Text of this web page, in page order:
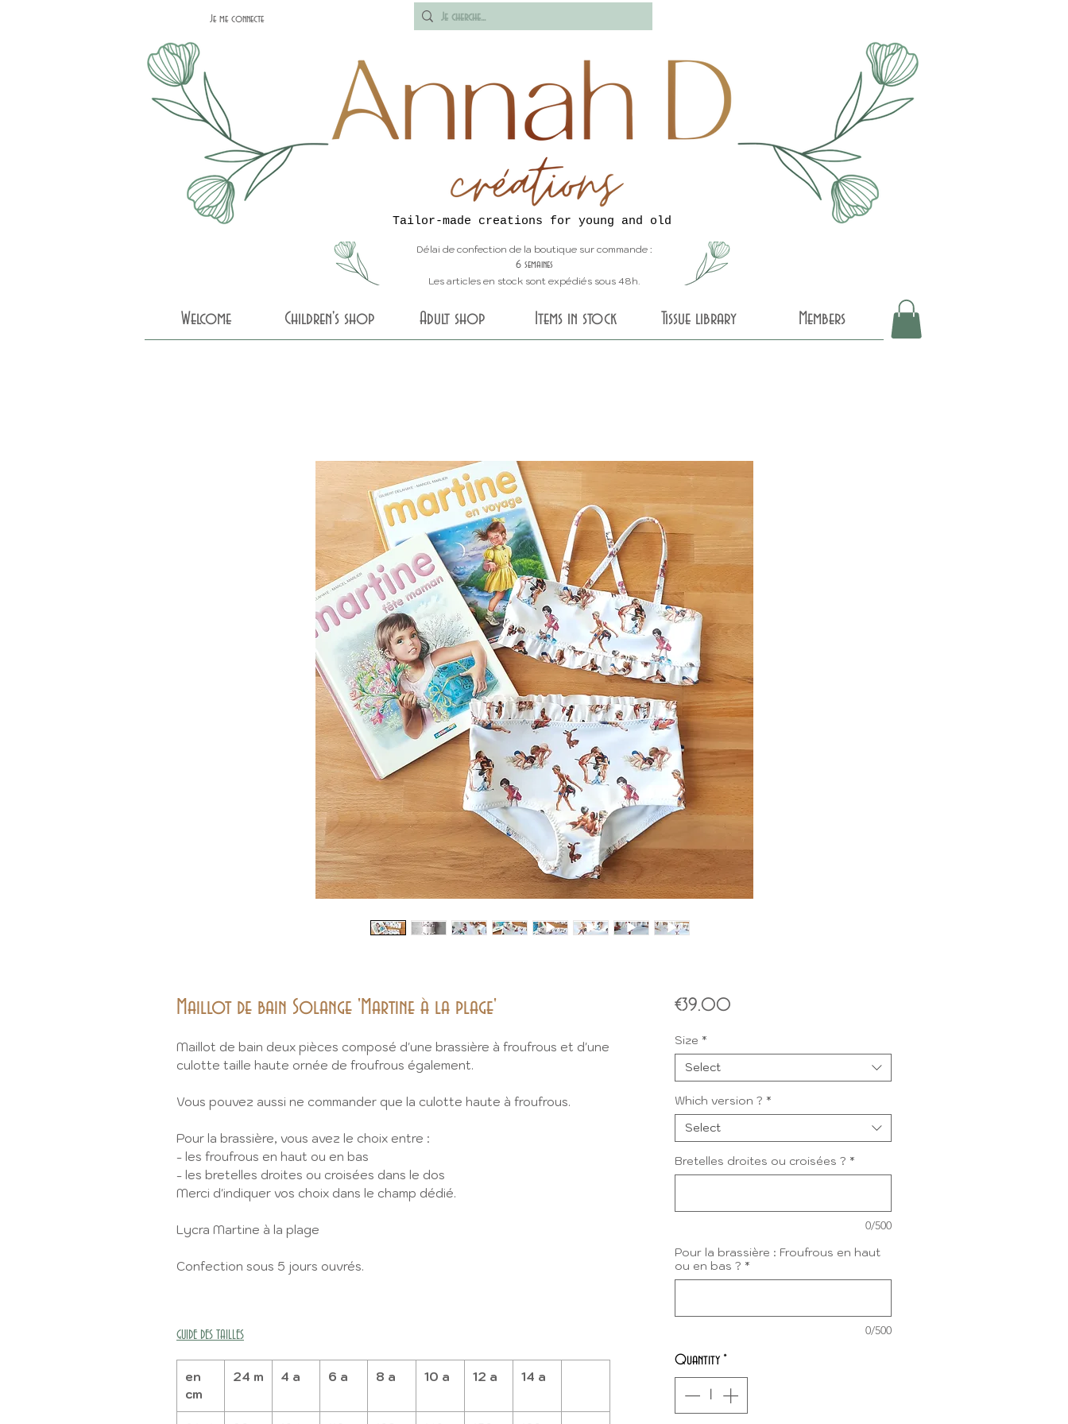
Je me connecte
Tailor-made creations for young and old
Délai de confection de la boutique sur commande :
6 semaines
Les articles en stock sont expédiés sous 48h.
Welcome Children's shop Adult shop Items in stock Tissue library Members
Maillot de bain Solange 'Martine à la plage'
Maillot de bain deux pièces composé d'une brassière à froufrous et d'une
culotte taille haute ornée de froufrous également.
Vous pouvez aussi ne commander que la culotte haute à froufrous.
Pour la brassière, vous avez le choix entre :
- les froufrous en haut ou en bas
- les bretelles droites ou croisées dans le dos
Merci d'indiquer vos choix dans le champ dédié.
Lycra Martine à la plage
Confection sous 5 jours ouvrés.
GUIDE DES TAILLES
en
cm
24 m 4 a 6 a 8 a 10 a 12 a 14 a
€39.00Price
Size *
Select
Which version ? *
Select
Bretelles droites ou croisées ? *
0/500
Pour la brassière : Froufrous en haut
ou en bas ? *
0/500
Quantity *